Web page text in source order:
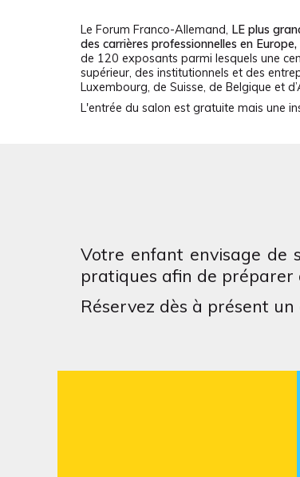
Le Forum Franco-Allemand, LE plus
des carrières professionnelles en Europe,
de 120 exposants parmi lesquels une
supérieur, des institutionnels et des
Luxembourg, de Suisse, de Belgique et
L'entrée du salon est gratuite mais une
Votre enfant envisage de
pratiques afin de préparer
Réservez dès à présent